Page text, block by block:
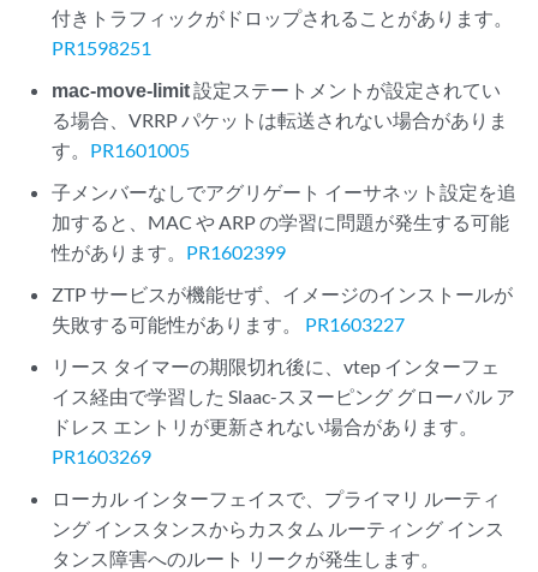
付きトラフィックがドロップされることがあります。
PR1598251
mac-move-limit設定ステートメントが設定されてい
る場合、VRRP パケットは転送されない場合がありま
す。 PR1601005
子メンバーなしでアグリゲート イーサネット設定を追
加すると、MAC や ARP の学習に問題が発生する可能
性があります。 PR1602399
ZTP サービスが機能せず、イメージのインストールが
失敗する可能性があります。 PR1603227
リース タイマーの期限切れ後に、vtep インターフェ
イス経由で学習した Slaac-スヌーピング グローバル ア
ドレス エントリが更新されない場合があります。
PR1603269
ローカル インターフェイスで、プライマリ ルーティ
ング インスタンスからカスタム ルーティング インス
タンス障害へのルート リークが発生します。